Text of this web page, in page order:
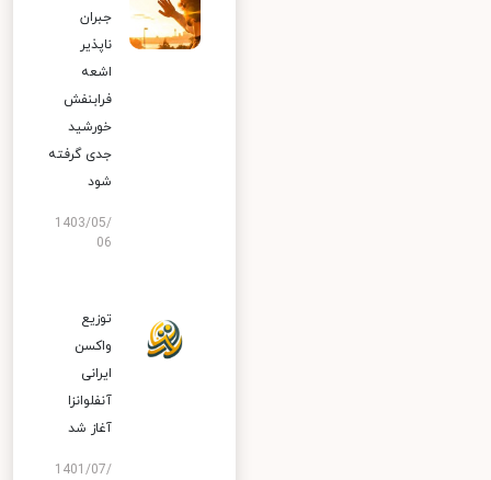
جبران
ناپذیر
اشعه
فرابنفش
خورشید
جدی گرفته
شود
1403/05/
06
توزیع
واکسن
ایرانی
آنفلوانزا
آغاز شد
1401/07/